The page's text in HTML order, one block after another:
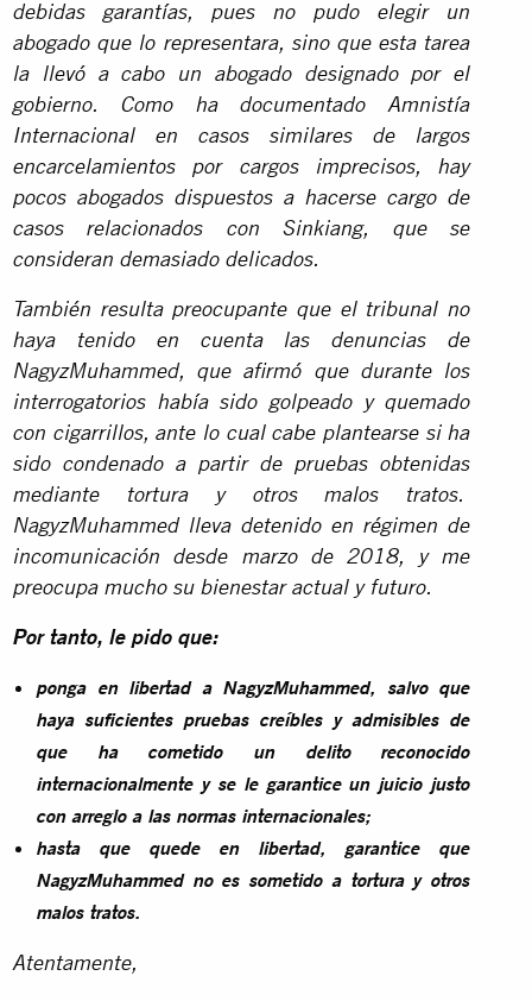
debidas garantías, pues no pudo elegir un
abogado que lo representara, sino que esta tarea
la llevó a cabo un abogado designado por el
gobierno. Como ha documentado Amnistía
Internacional en casos similares de largos
encarcelamientos por cargos imprecisos, hay
pocos abogados dispuestos a hacerse cargo de
casos relacionados con Sinkiang, que se
consideran demasiado delicados.
También resulta preocupante que el tribunal no
haya tenido en cuenta las denuncias de
NagyzMuhammed, que afirmó que durante los
interrogatorios había sido golpeado y quemado
con cigarrillos, ante lo cual cabe plantearse si ha
sido condenado a partir de pruebas obtenidas
mediante tortura y otros malos tratos.
NagyzMuhammed lleva detenido en régimen de
incomunicación desde marzo de 2018, y me
preocupa mucho su bienestar actual y futuro.
Por tanto, le pido que:
ponga en libertad a NagyzMuhammed, salvo que
haya suficientes pruebas creíbles y admisibles de
que ha cometido un delito reconocido
internacionalmente y se le garantice un juicio justo
con arreglo a las normas internacionales;
hasta que quede en libertad, garantice que
NagyzMuhammed no es sometido a tortura y otros
malos tratos.
Atentamente,